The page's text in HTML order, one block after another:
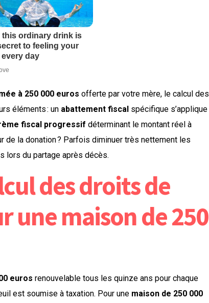
à 250 000 euros offerte par votre mère, le calcul des
éléments : un abattement fiscal spécifique s’applique
fiscal progressif déterminant le montant réel à
de la donation ? Parfois diminuer très nettement les
lors du partage après décès.
des droits de
une maison de 250
euros renouvelable tous les quinze ans pour chaque
est soumise à taxation. Pour une maison de 250 000